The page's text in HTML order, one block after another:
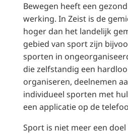
Bewegen heeft een
werking. In Zeist is de
hoger dan het landelijk
gebied van sport zijn
sporten in
die zelfstandig een
organiseren, deelnemen
individueel sporten met
een applicatie op de
Sport is niet meer een